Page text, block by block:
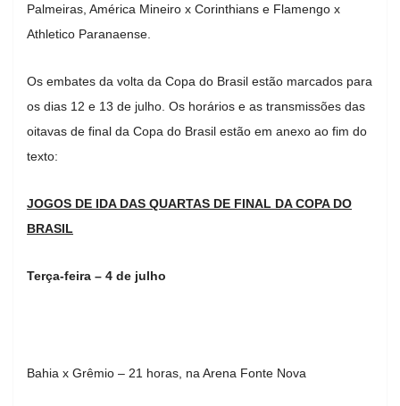
Palmeiras, América Mineiro x Corinthians e Flamengo x
Athletico Paranaense.
Os embates da volta da Copa do Brasil estão marcados para
os dias 12 e 13 de julho. Os horários e as transmissões das
oitavas de final da Copa do Brasil estão em anexo ao fim do
texto:
JOGOS DE IDA DAS QUARTAS DE FINAL DA COPA DO
BRASIL
Terça-feira – 4 de julho
Bahia x Grêmio – 21 horas, na Arena Fonte Nova